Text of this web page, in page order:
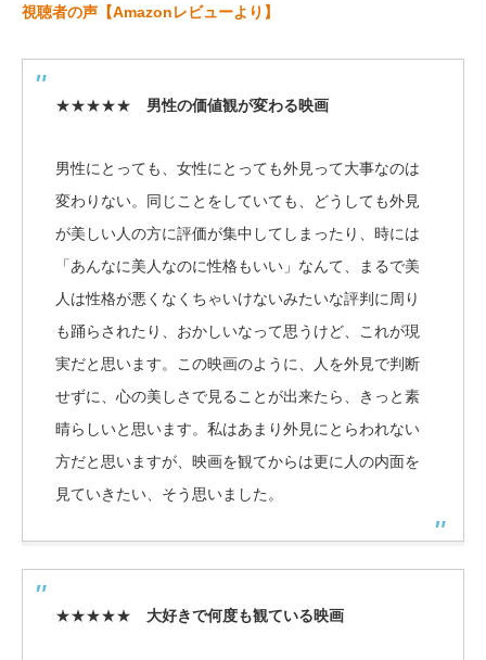
視聴者の声【Amazonレビューより】
★★★★★ 男性の価値観が変わる映画
男性にとっても、女性にとっても外見って大事なのは
変わりない。同じことをしていても、どうしても外見
が美しい人の方に評価が集中してしまったり、時には
「あんなに美人なのに性格もいい」なんて、まるで美
人は性格が悪くなくちゃいけないみたいな評判に周り
も踊らされたり、おかしいなって思うけど、これが現
実だと思います。この映画のように、人を外見で判断
せずに、心の美しさで見ることが出来たら、きっと素
晴らしいと思います。私はあまり外見にとらわれない
方だと思いますが、映画を観てからは更に人の内面を
見ていきたい、そう思いました。
★★★★★ 大好きで何度も観ている映画